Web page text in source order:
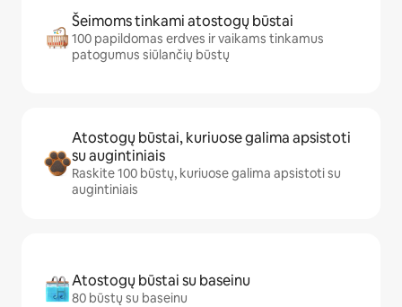
Šeimoms tinkami atostogų būstai
100 papildomas erdves ir vaikams tinkamus
patogumus siūlančių būstų
Atostogų būstai, kuriuose galima apsistoti
su augintiniais
Raskite 100 būstų, kuriuose galima apsistoti su
augintiniais
Atostogų būstai su baseinu
80 būstų su baseinu